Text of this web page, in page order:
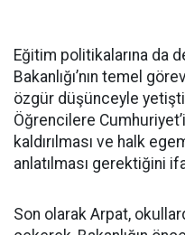
Eğitim politikalarına da
Bakanlığı’nın temel
özgür düşünceyle
Öğrencilere
kaldırılması ve halk
anlatılması gerektiğini
Son olarak Arpat,